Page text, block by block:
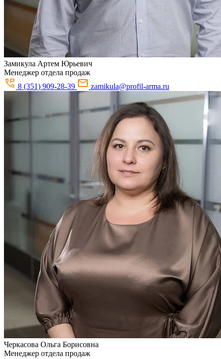
Замикула Артем Юрьевич
Менеджер отдела продаж
8 (351) 909-28-39
zamikula@profil-arma.ru
Черкасова Ольга Борисовна
Менеджер отдела продаж